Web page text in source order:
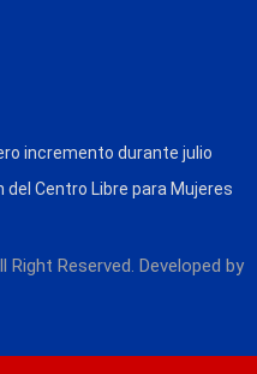
incremento durante julio
Centro Libre para Mujeres
Reserved. Developed by